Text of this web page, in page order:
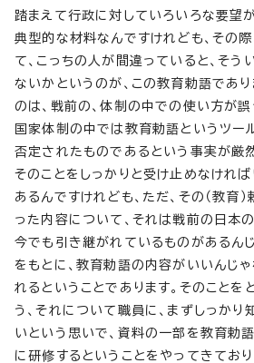
踏まえて行政に対していろいろな要望
典型的な材料なんですけれども、その際
て、こっちの人が間違っていると、そう
ないかというのが、この教育勅語であり
のは、戦前の、体制の中での使い方が誤
国家体制の中では教育勅語というツー
否定されたものであるという事実が厳
そのことをしっかりと受け止めなけれ
あるんですけれども、ただ、その（教育
った内容について、それは戦前の日本の
今でも引き継がれているものがあるん
をもとに、教育勅語の内容がいいんじ
れるということであります。そのことを
う、それについて職員に、まずしっかり
いという思いで、資料の一部を教育勅
に研修するということをやってきており